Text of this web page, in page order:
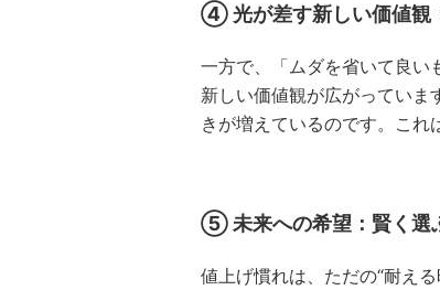
④ 光が差す新しい価値観
一方で、「ムダを省いて良い
新しい価値観が広がっていま
きが増えているのです。これ
⑤ 未来への希望：賢く選
値上げ慣れは、ただの“耐え